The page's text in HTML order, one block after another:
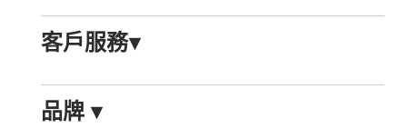
客戶服務▾
品牌▾